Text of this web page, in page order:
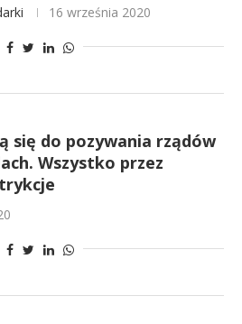
16 września 2020
się do pozywania rządów
Wszystko przez